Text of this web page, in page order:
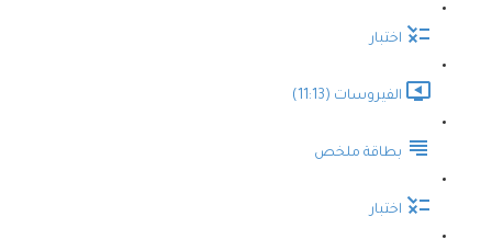
اختبار
الفيروسات (11:13)
بطاقة ملخص
اختبار